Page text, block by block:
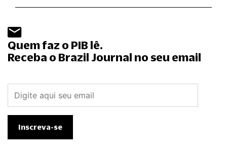
Quem faz o PIB lê.
Receba o Brazil Journal no seu email